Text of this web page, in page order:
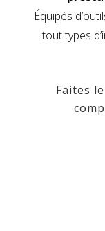
Équipés
tout types
Faites